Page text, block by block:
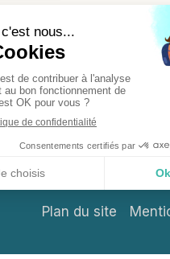
Soyez le premier
Plan du site